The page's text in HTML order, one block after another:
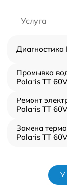
Услуга
Диагностика
Промывка
Polaris TT 60V
Ремонт
Polaris TT 60V
Замена
Polaris TT 60V
У